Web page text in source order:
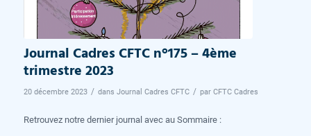
Journal Cadres CFTC n°175 – 4ème
trimestre 2023
20 décembre 2023 / dans Journal Cadres CFTC / par CFTC Cadres
Retrouvez notre dernier journal avec au Sommaire :